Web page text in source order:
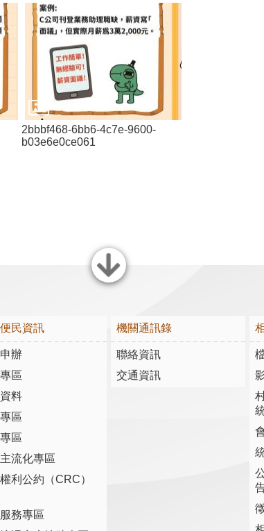
2bbbf468-6bb6-4c7e-9600-
b03e6e0ce061
關閉
民資訊
辦
區
料
區
區
流化專區
利公約（CRC）
務專區
機關通訊錄
聯絡資訊
交通資訊